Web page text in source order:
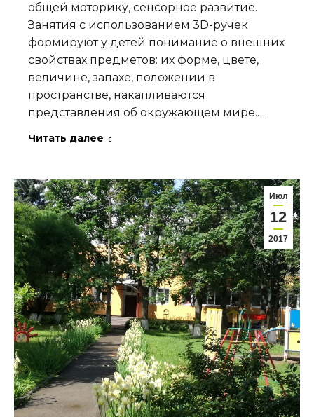
общей моторику, сенсорное развитие.
Занятия с использованием 3D-ручек
формируют у детей понимание о внешних
свойствах предметов: их форме, цвете,
величине, запахе, положении в
пространстве, накапливаются
представления об окружающем мире.…
Читать далее
Июл
12
2017